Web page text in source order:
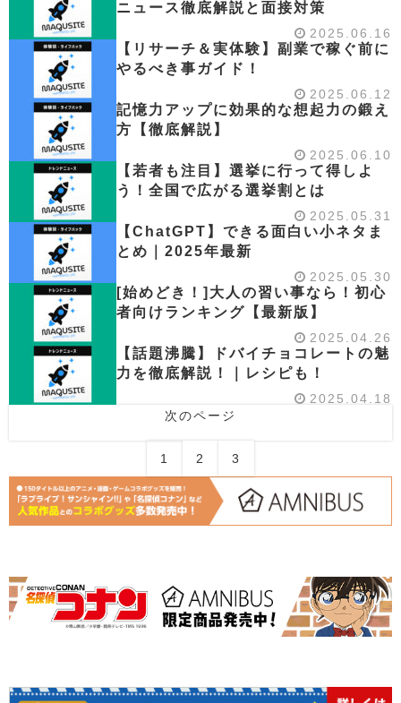
ニュース徹底解説と面接対策
2025.06.16
【リサーチ＆実体験】副業で稼ぐ前に
やるべき事ガイド！
2025.06.12
記憶力アップに効果的な想起力の鍛え
方【徹底解説】
2025.06.10
【若者も注目】選挙に行って得しよ
う！全国で広がる選挙割とは
2025.05.31
【ChatGPT】できる面白い小ネタま
とめ｜2025年最新
2025.05.30
[始めどき！]大人の習い事なら！初心
者向けランキング【最新版】
2025.04.26
【話題沸騰】ドバイチョコレートの魅
力を徹底解説！｜レシピも！
2025.04.18
次のページ
1 2 3